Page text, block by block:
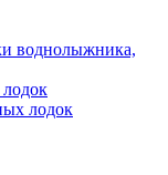
воднолыжника,
лодок